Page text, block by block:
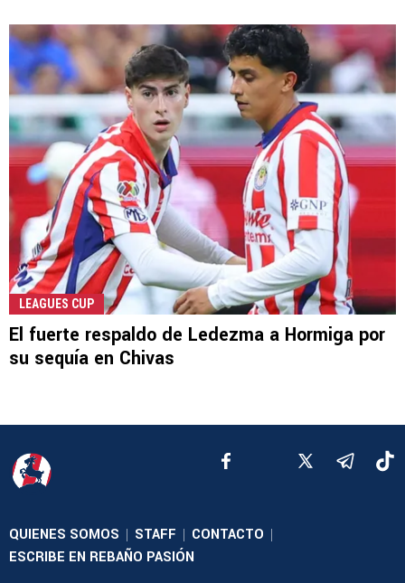
LEAGUES CUP
El fuerte respaldo de Ledezma a Hormiga por
su sequía en Chivas
QUIENES SOMOS | STAFF | CONTACTO |
ESCRIBE EN REBAÑO PASIÓN